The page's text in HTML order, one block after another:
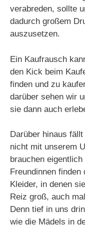
verabreden, sollte
dadurch großem
auszusetzen.
Ein Kaufrausch
den Kick beim
finden und zu
darüber sehen wir
sie dann auch
Darüber hinaus
nicht mit unserem
brauchen
Freundinnen
Kleider, in denen
Reiz groß, auch
Denn tief in uns
wie die Mädels in